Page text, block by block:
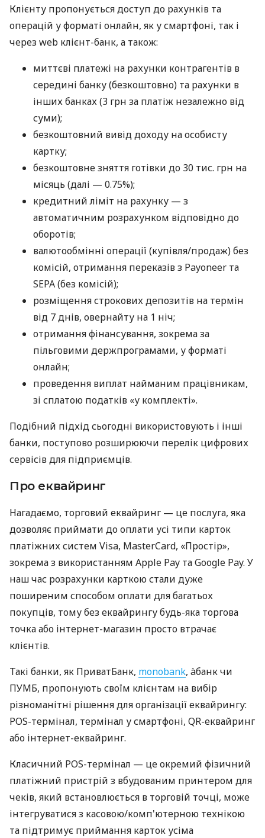
Клієнту пропонується доступ до рахунків та
операцій у форматі онлайн, як у смартфоні, так і
через web клієнт-банк, а також:
миттєві платежі на рахунки контрагентів в
середині банку (безкоштовно) та рахунки в
інших банках (3 грн за платіж незалежно від
суми);
безкоштовний вивід доходу на особисту
картку;
безкоштовне зняття готівки до 30 тис. грн на
місяць (далі — 0.75%);
кредитний ліміт на рахунку — з
автоматичним розрахунком відповідно до
оборотів;
валютообмінні операції (купівля/продаж) без
комісій, отримання переказів з Payoneer та
SEPA (без комісій);
розміщення строкових депозитів на термін
від 7 днів, овернайту на 1 ніч;
отримання фінансування, зокрема за
пільговими держпрограмами, у форматі
онлайн;
проведення виплат найманим працівникам,
зі сплатою податків «у комплекті».
Подібний підхід сьогодні використовують і інші
банки, поступово розширюючи перелік цифрових
сервісів для підприємців.
Про еквайринг
Нагадаємо, торговий еквайринг — це послуга, яка
дозволяє приймати до оплати усі типи карток
платіжних систем Visa, MasterCard, «Простір»,
зокрема з використанням Apple Pay та Google Pay. У
наш час розрахунки карткою стали дуже
поширеним способом оплати для багатьох
покупців, тому без еквайрингу будь-яка торгова
точка або інтернет-магазин просто втрачає
клієнтів.
Такі банки, як ПриватБанк, monobank, àбанк чи
ПУМБ, пропонують своїм клієнтам на вибір
різноманітні рішення для організації еквайрингу:
POS-термінал, термінал у смартфоні, QR-еквайринг
або інтернет-еквайринг.
Класичний POS-термінал — це окремий фізичний
платіжний пристрій з вбудованим принтером для
чеків, який встановлюється в торговій точці, може
інтегруватися з касовою/комп'ютерною технікою
та підтримує приймання карток усіма